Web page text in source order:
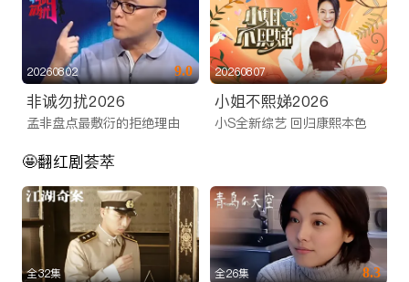
20260802 9.0
非诚勿扰2026
孟非盘点最敷衍的拒绝理由
20260807
小姐不熙娣2026
小S全新综艺 回归康熙本色
🤩翻红剧荟萃
全32集 全26集 8.3